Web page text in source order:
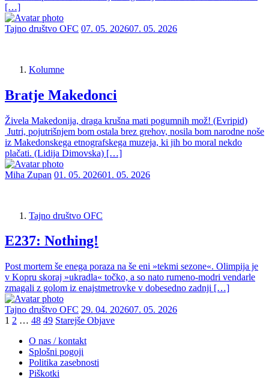
[…]
Tajno društvo OFC 07. 05. 202607. 05. 2026
Kolumne
Bratje Makedonci
Živela Makedonija, draga krušna mati pogumnih mož! (Evripid)
Jutri, pojutrišnjem bom ostala brez grehov, nosila bom narodne noše
iz Makedonskega etnografskega muzeja, ki jih bo moral nekdo
plačati. (Lidija Dimovska) […]
Miha Zupan 01. 05. 202601. 05. 2026
Tajno društvo OFC
E237: Nothing!
Post mortem še enega poraza na še eni »tekmi sezone«. Olimpija je
v Kopru skoraj »ukradla« točko, a so nato rumeno-modri vendarle
zmagali z golom iz enajstmetrovke v dobesedno zadnji […]
Tajno društvo OFC 29. 04. 202607. 05. 2026
1 2 … 48 49 Starejše Objave
O nas / kontakt
Splošni pogoji
Politika zasebnosti
Piškotki